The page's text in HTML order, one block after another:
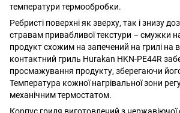
температури термообробки.
Ребристі поверхні як зверху, так і знизу
стравам привабливої текстури – смужки
продукт схожим на запечений на грилі на
контактний гриль Hurakan HKN-PE44R
просмажування продукту, зберегаючи
Температура кожної нагрівальної зони
механічним термостатом.
Корпус гриля виготовлений з нержавіючої